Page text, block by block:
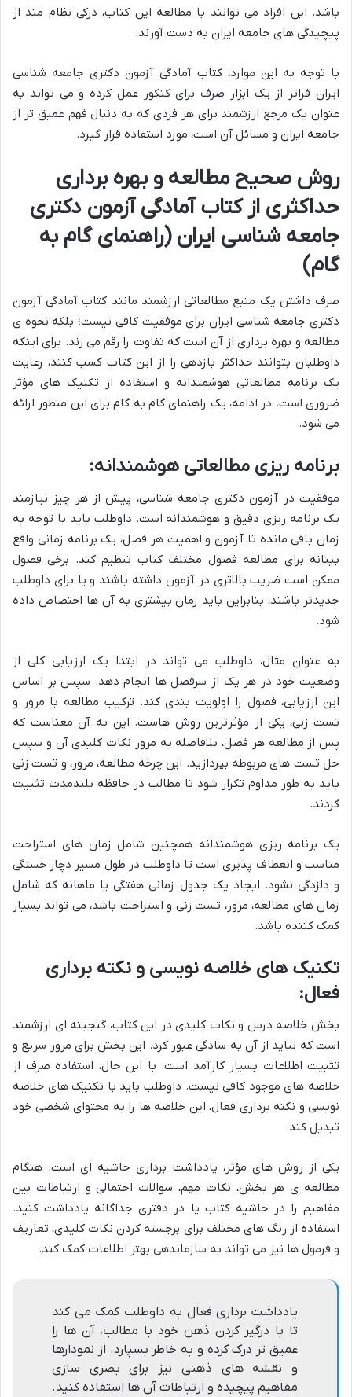
باشد. این افراد می توانند با مطالعه این کتاب، درکی نظام مند از
پیچیدگی های جامعه ایران به دست آورند.
با توجه به این موارد، کتاب آمادگی آزمون دکتری جامعه شناسی
ایران فراتر از یک ابزار صرف برای کنکور عمل کرده و می تواند به
عنوان یک مرجع ارزشمند برای هر فردی که به دنبال فهم عمیق تر از
جامعه ایران و مسائل آن است، مورد استفاده قرار گیرد.
روش صحیح مطالعه و بهره برداری
حداکثری از کتاب آمادگی آزمون دکتری
جامعه شناسی ایران (راهنمای گام به
گام)
صرف داشتن یک منبع مطالعاتی ارزشمند مانند کتاب آمادگی آزمون
دکتری جامعه شناسی ایران برای موفقیت کافی نیست؛ بلکه نحوه ی
مطالعه و بهره برداری از آن است که تفاوت را رقم می زند. برای اینکه
داوطلبان بتوانند حداکثر بازدهی را از این کتاب کسب کنند، رعایت
یک برنامه مطالعاتی هوشمندانه و استفاده از تکنیک های مؤثر
ضروری است. در ادامه، یک راهنمای گام به گام برای این منظور ارائه
می شود.
برنامه ریزی مطالعاتی هوشمندانه:
موفقیت در آزمون دکتری جامعه شناسی، پیش از هر چیز نیازمند
یک برنامه ریزی دقیق و هوشمندانه است. داوطلب باید با توجه به
زمان باقی مانده تا آزمون و اهمیت هر فصل، یک برنامه زمانی واقع
بینانه برای مطالعه فصول مختلف کتاب تنظیم کند. برخی فصول
ممکن است ضریب بالاتری در آزمون داشته باشند و یا برای داوطلب
جدیدتر باشند، بنابراین باید زمان بیشتری به آن ها اختصاص داده
شود.
به عنوان مثال، داوطلب می تواند در ابتدا یک ارزیابی کلی از
وضعیت خود در هر یک از سرفصل ها انجام دهد. سپس بر اساس
این ارزیابی، فصول را اولویت بندی کند. ترکیب مطالعه با مرور و
تست زنی، یکی از مؤثرترین روش هاست. این به آن معناست که
پس از مطالعه هر فصل، بلافاصله به مرور نکات کلیدی آن و سپس
حل تست های مربوطه بپردازید. این چرخه مطالعه، مرور، و تست زنی
باید به طور مداوم تکرار شود تا مطالب در حافظه بلندمدت تثبیت
گردند.
یک برنامه ریزی هوشمندانه همچنین شامل زمان های استراحت
مناسب و انعطاف پذیری است تا داوطلب در طول مسیر دچار خستگی
و دلزدگی نشود. ایجاد یک جدول زمانی هفتگی یا ماهانه که شامل
زمان های مطالعه، مرور، تست زنی و استراحت باشد، می تواند بسیار
کمک کننده باشد.
تکنیک های خلاصه نویسی و نکته برداری
فعال:
بخش خلاصه درس و نکات کلیدی در این کتاب، گنجینه ای ارزشمند
است که نباید از آن به سادگی عبور کرد. این بخش برای مرور سریع و
تثبیت اطلاعات بسیار کارآمد است. با این حال، استفاده صرف از
خلاصه های موجود کافی نیست. داوطلب باید با تکنیک های خلاصه
نویسی و نکته برداری فعال، این خلاصه ها را به محتوای شخصی خود
تبدیل کند.
یکی از روش های مؤثر، یادداشت برداری حاشیه ای است. هنگام
مطالعه ی هر بخش، نکات مهم، سوالات احتمالی و ارتباطات بین
مفاهیم را در حاشیه کتاب یا در دفتری جداگانه یادداشت کنید.
استفاده از رنگ های مختلف برای برجسته کردن نکات کلیدی، تعاریف
و فرمول ها نیز می تواند به سازماندهی بهتر اطلاعات کمک کند.
یادداشت برداری فعال به داوطلب کمک می کند
تا با درگیر کردن ذهن خود با مطالب، آن ها را
عمیق تر درک کرده و به خاطر بسپارد. از نمودارها
و نقشه های ذهنی نیز برای بصری سازی
مفاهیم پیچیده و ارتباطات آن ها استفاده کنید.